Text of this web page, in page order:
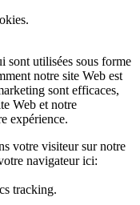
sont utilisées sous forme
notre site Web est
sont efficaces,
Web et notre
expérience.
votre visiteur sur notre
navigateur ici:
tracking.